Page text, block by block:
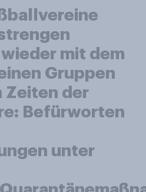
mit dem
Gruppen
Zeiten der
Befürworten
unter